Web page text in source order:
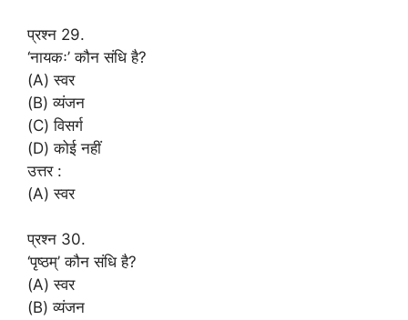
प्रश्न 29.
‘नायकः’ कौन संधि है?
(A) स्वर
(B) व्यंजन
(C) विसर्ग
(D) कोई नहीं
उत्तर :
(A) स्वर
प्रश्न 30.
‘पृष्ठम्’ कौन संधि है?
(A) स्वर
(B) व्यंजन